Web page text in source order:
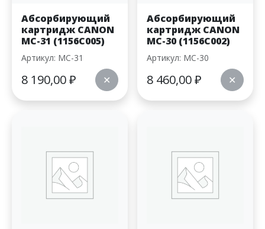
Абсорбирующий
картридж CANON
MC-31 (1156C005)
Артикул: MC-31
8 190,00₽ ✕
Абсорбирующий
картридж CANON
MC-30 (1156C002)
Артикул: MC-30
8 460,00₽ ✕